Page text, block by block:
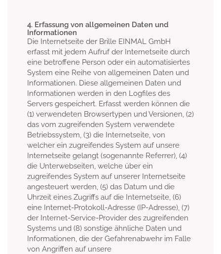
4. Erfassung von allgemeinen Daten und
Informationen
Die Internetseite der Brille EINMAL GmbH
erfasst mit jedem Aufruf der Internetseite durch
eine betroffene Person oder ein automatisiertes
System eine Reihe von allgemeinen Daten und
Informationen. Diese allgemeinen Daten und
Informationen werden in den Logfiles des
Servers gespeichert. Erfasst werden können die
(1) verwendeten Browsertypen und Versionen, (2)
das vom zugreifenden System verwendete
Betriebssystem, (3) die Internetseite, von
welcher ein zugreifendes System auf unsere
Internetseite gelangt (sogenannte Referrer), (4)
die Unterwebseiten, welche über ein
zugreifendes System auf unserer Internetseite
angesteuert werden, (5) das Datum und die
Uhrzeit eines Zugriffs auf die Internetseite, (6)
eine Internet-Protokoll-Adresse (IP-Adresse), (7)
der Internet-Service-Provider des zugreifenden
Systems und (8) sonstige ähnliche Daten und
Informationen, die der Gefahrenabwehr im Falle
von Angriffen auf unsere